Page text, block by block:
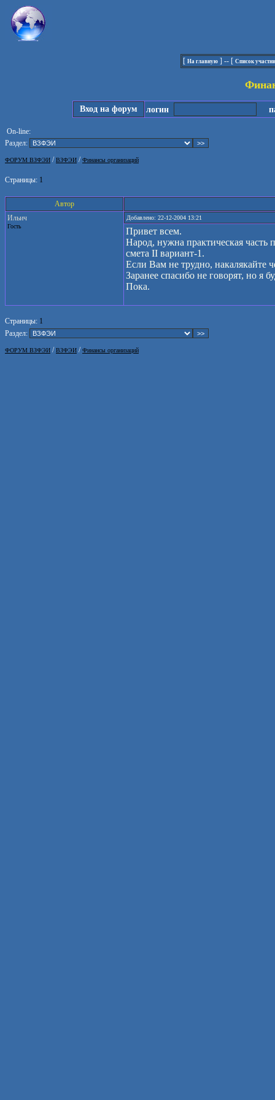
[ На главную ] -- [ Список
Вход на форум логин
On-line:
Раздел:
ФОРУМ ВЗФЭИ /ВЗФЭИ /Финансы организаций
Страницы: 1
Автор
Ильич
Гость
Добавлено: 22-12-2004 13:21
Привет всем.
Народ, нужна практическая часть
смета II вариант-1.
Если Вам не трудно, накалякайте
Заранее спасибо не говорят, но я
Пока.
Страницы: 1
Раздел:
ФОРУМ ВЗФЭИ /ВЗФЭИ /Финансы организаций